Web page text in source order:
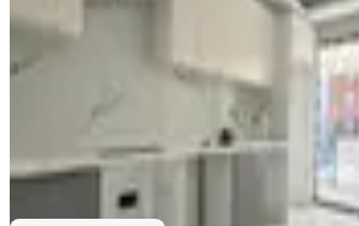
Albayrak Gayrimenkul ONUR ALBAYRAK